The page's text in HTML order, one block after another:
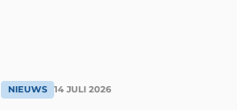
NIEUWS 14 JULI 2026